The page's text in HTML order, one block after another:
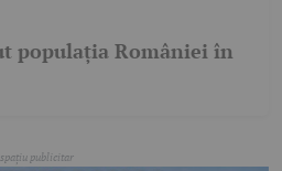
populația României în